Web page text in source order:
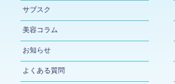
サブスク
美容コラム
お知らせ
よくある質問